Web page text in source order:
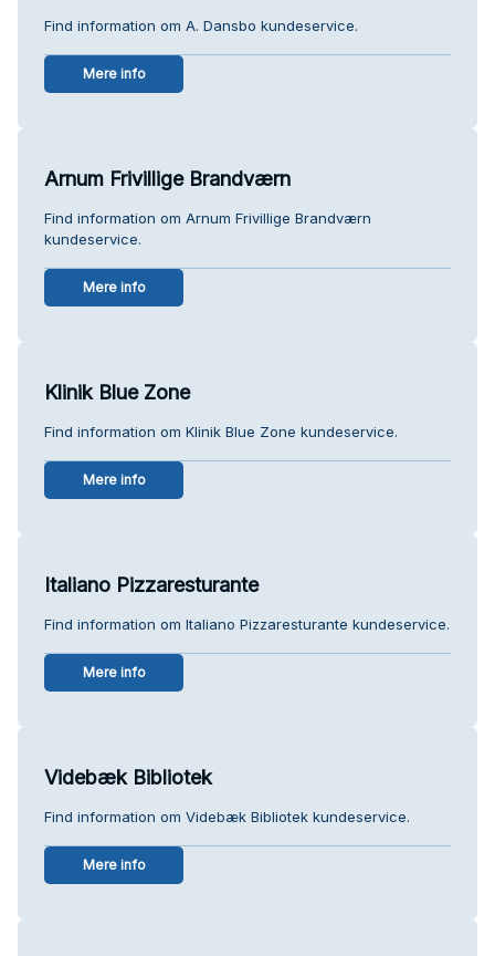
Find information om A. Dansbo kundeservice.
Mere info
Arnum Frivillige Brandværn
Find information om Arnum Frivillige Brandværn
kundeservice.
Mere info
Klinik Blue Zone
Find information om Klinik Blue Zone kundeservice.
Mere info
Italiano Pizzaresturante
Find information om Italiano Pizzaresturante kundeservice.
Mere info
Videbæk Bibliotek
Find information om Videbæk Bibliotek kundeservice.
Mere info